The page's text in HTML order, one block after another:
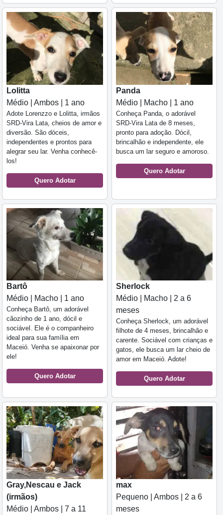
Lolitta
Médio | Ambos | 1 ano
Adote Lorenzzo e Lolitta, irmãos
SRD-Vira Lata, cheios de amor e
diversão. São dóceis,
independentes e prontos para
alegrar seu lar. Venha conhecê-
los!
Quero Adotar
Panda
Médio | Macho | 1 ano
Conheça Panda, o adorável
SRD-Vira Lata de 8 meses,
pronto para adoção. Dócil,
brincalhão e independente, ele
busca um lar seguro e amoroso.
Quero Adotar
Bartô
Médio | Macho | 1 ano
Conheça Bartô, um adorável
cãozinho de 1 ano, dócil e
sociável. Ele é o companheiro
ideal para sua família em
Maceió. Venha se apaixonar por
ele!
Quero Adotar
Sherlock
Médio | Macho | 2 a 6
meses
Conheça Sherlock, um adorável
filhote de 4 meses, brincalhão e
carente. Sociável com crianças e
gatos, ele busca um lar cheio de
amor em Maceió. Adote!
Quero Adotar
Gray,Nescau e Jack
(irmãos)
Médio | Ambos | 7 a 11
max
Pequeno | Ambos | 2 a 6
meses